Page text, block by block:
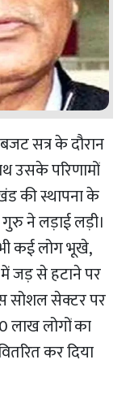
बजट सत्र के दौरान
उसके परिणामों
की स्थापना के
ने लड़ाई लड़ी।
कई लोग भूखे,
जड़ से हटाने पर
सोशल सेक्टर पर
लाख लोगों का
कर दिया